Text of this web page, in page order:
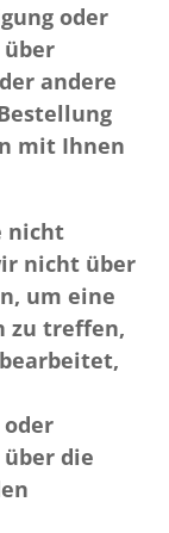
oder
über
andere
mit Ihnen
nicht
nicht über
um eine
zu treffen,
die